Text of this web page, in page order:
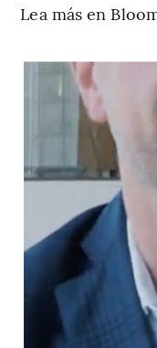
Lea más en